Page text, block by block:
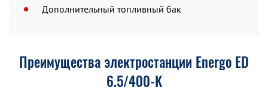
Дополнительный топливный бак
Преимущества электростанции Energo ED
6.5/400-K